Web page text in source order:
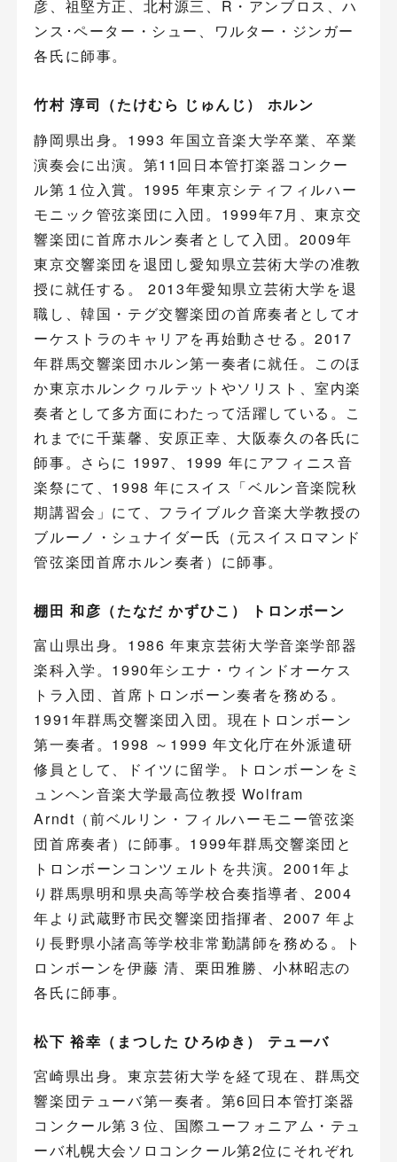
彦、祖堅方正、北村源三、R・アンブロス、ハ
ンス･ペーター・シュー、ワルター・ジンガー
各氏に師事。
竹村 淳司（たけむら じゅんじ） ホルン
静岡県出身。1993 年国立音楽大学卒業、卒業
演奏会に出演。第11回日本管打楽器コンクー
ル第１位入賞。1995 年東京シティフィルハー
モニック管弦楽団に入団。1999年7月、東京交
響楽団に首席ホルン奏者として入団。2009年
東京交響楽団を退団し愛知県立芸術大学の准教
授に就任する。 2013年愛知県立芸術大学を退
職し、韓国・テグ交響楽団の首席奏者としてオ
ーケストラのキャリアを再始動させる。2017
年群馬交響楽団ホルン第一奏者に就任。このほ
か東京ホルンクヮルテットやソリスト、室内楽
奏者として多方面にわたって活躍している。こ
れまでに千葉馨、安原正幸、大阪泰久の各氏に
師事。さらに 1997、1999 年にアフィニス音
楽祭にて、1998 年にスイス「ベルン音楽院秋
期講習会」にて、フライブルク音楽大学教授の
ブルーノ・シュナイダー氏（元スイスロマンド
管弦楽団首席ホルン奏者）に師事。
棚田 和彦（たなだ かずひこ） トロンボーン
富山県出身。1986 年東京芸術大学音楽学部器
楽科入学。1990年シエナ・ウィンドオーケス
トラ入団、首席トロンボーン奏者を務める。
1991年群馬交響楽団入団。現在トロンボーン
第一奏者。1998 ～1999 年文化庁在外派遣研
修員として、ドイツに留学。トロンボーンをミ
ュンヘン音楽大学最高位教授 Wolfram
Arndt（前ベルリン・フィルハーモニー管弦楽
団首席奏者）に師事。1999年群馬交響楽団と
トロンボーンコンツェルトを共演。2001年よ
り群馬県明和県央高等学校合奏指導者、2004
年より武蔵野市民交響楽団指揮者、2007 年よ
り長野県小諸高等学校非常勤講師を務める。ト
ロンボーンを伊藤 清、栗田雅勝、小林昭志の
各氏に師事。
松下 裕幸（まつした ひろゆき） テューバ
宮崎県出身。東京芸術大学を経て現在、群馬交
響楽団テューバ第一奏者。第6回日本管打楽器
コンクール第３位、国際ユーフォニアム・テュ
ーバ札幌大会ソロコンクール第2位にそれぞれ